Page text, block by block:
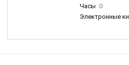
Часы 0
Электронные